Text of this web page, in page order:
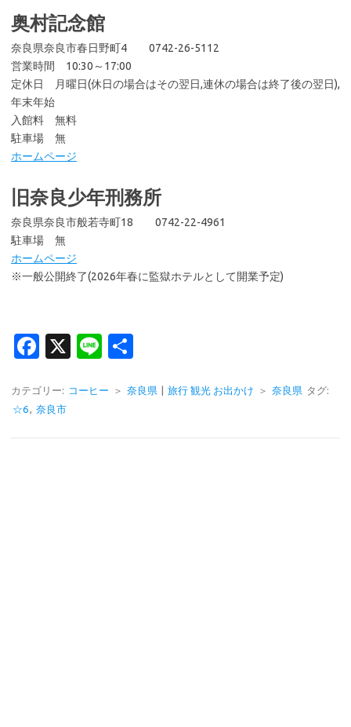
奥村記念館
奈良県奈良市春日野町4 0742-26-5112
営業時間 10:30～17:00
定休日 月曜日(休日の場合はその翌日,連休の場合は終了後の翌日),
年末年始
入館料 無料
駐車場 無
ホームページ
旧奈良少年刑務所
奈良県奈良市般若寺町18 0742-22-4961
駐車場 無
ホームページ
※一般公開終了(2026年春に監獄ホテルとして開業予定)
Fa
e
b
X
Li
e
カテゴリー: コーヒー ＞ 奈良県 | 旅行 観光 お出かけ ＞ 奈良県 タグ:
☆6
奈良市